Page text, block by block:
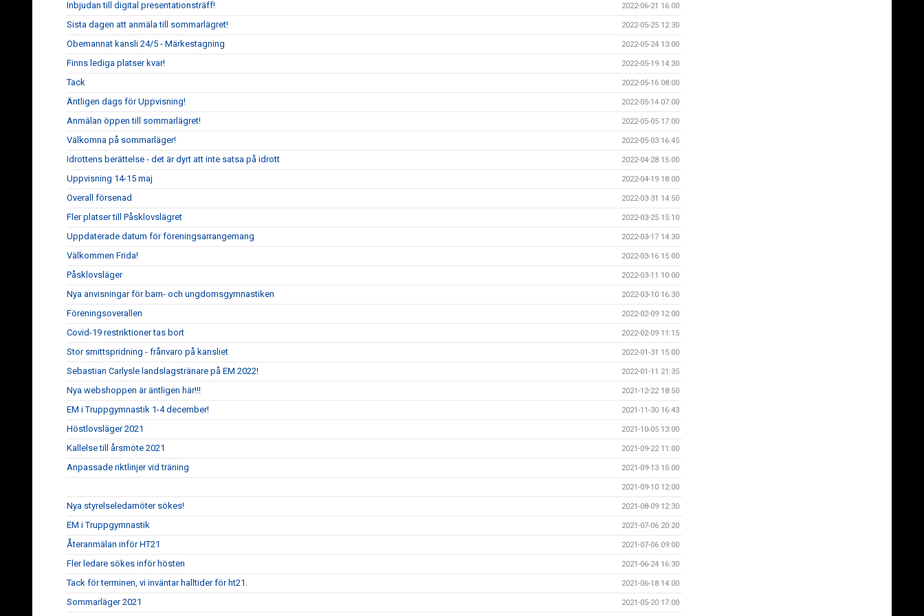
Inbjudan till digital presentationsträff! 2022-06-21 16:00
Sista dagen att anmäla till sommarlägret! 2022-05-25 12:30
Obemannat kansli 24/5 - Märkestagning 2022-05-24 13:00
Finns lediga platser kvar! 2022-05-19 14:30
Tack 2022-05-16 08:00
Äntligen dags för Uppvisning! 2022-05-14 07:00
Anmälan öppen till sommarlägret! 2022-05-05 17:00
Välkomna på sommarläger! 2022-05-03 16:45
Idrottens berättelse - det är dyrt att inte satsa på idrott 2022-04-28 15:00
Uppvisning 14-15 maj 2022-04-19 18:00
Overall försenad 2022-03-31 14:50
Fler platser till Påsklovslägret 2022-03-25 15:10
Uppdaterade datum för föreningsarrangemang 2022-03-17 14:30
Välkommen Frida! 2022-03-16 15:00
Påsklovsläger 2022-03-11 10:00
Nya anvisningar för barn- och ungdomsgymnastiken 2022-03-10 16:30
Föreningsoverallen 2022-02-09 12:00
Covid-19 restriktioner tas bort 2022-02-09 11:15
Stor smittspridning - frånvaro på kansliet 2022-01-31 15:00
Sebastian Carlysle landslagstränare på EM 2022! 2022-01-11 21:35
Nya webshoppen är äntligen här!!! 2021-12-22 18:50
EM i Truppgymnastik 1-4 december! 2021-11-30 16:43
Höstlovsläger 2021 2021-10-05 13:00
Kallelse till årsmöte 2021 2021-09-22 11:00
Anpassade riktlinjer vid träning 2021-09-13 15:00
2021-09-10 12:00
Nya styrelseledamöter sökes! 2021-08-09 12:30
EM i Truppgymnastik 2021-07-06 20:20
Återanmälan inför HT21 2021-07-06 09:00
Fler ledare sökes inför hösten 2021-06-24 16:30
Tack för terminen, vi inväntar halltider för ht21. 2021-06-18 14:00
Sommarläger 2021 2021-05-20 17:00